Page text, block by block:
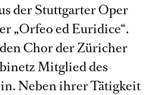
der Stuttgarter Oper
„Orfeo ed Euridice“.
Chor der Züricher
Mitglied des
Neben ihrer Tätigkeit